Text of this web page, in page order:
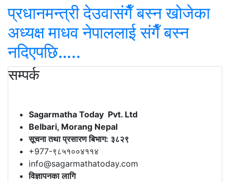
प्रधानमन्त्री देउवासंगैँ बस्न खोजेका
अध्यक्ष माधव नेपाललाई संगैँ बस्न
नदिएपछि…..
सम्पर्क
Sagarmatha Today Pvt. Ltd
Belbari, Morang Nepal
सूचना तथा प्रसारण बिभाग: ३८२९
+977-९८५१००४११४
info@sagarmathatoday.com
विज्ञापनका लागि